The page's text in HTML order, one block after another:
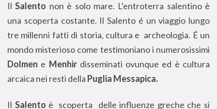
IlSalento non è solo mare. L’entroterra salentino è
una scoperta costante. Il Salento é un viaggio lungo
tre millenni fatti di storia, cultura e archeologia. É un
mondo misterioso come testimoniano i numerosissimi
Dolmen e Menhirdisseminati ovunque ed è cultura
arcaica nei resti della Puglia Messapica.
Il Salento è scoperta delle influenze greche che si